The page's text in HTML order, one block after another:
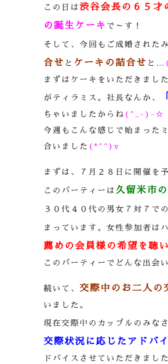
この日は渋谷会長の６５才
の誕生ケーキ で～す！
そして、今回もご成婚された
合せ と ケーキの詰合せ と…
まずはケーキをいただきまし
がティラミス。社長なんか、
ちゃいましたからね (^_-)-☆
今週もこんな感じで始まった
合いました (*^^)v
まずは、７月２８日に開催を
このパーティーは 久留米市
３０代４０代の男女７対７で
まっています。女性参加者は
薦めの会員様の希望を聴
このパーティーでどんな出会
続いて、 交際中のお二人の
いました。
現在交際中のカップルのみな
交際状況に応じたアドバ
ドバイスさせていただきました